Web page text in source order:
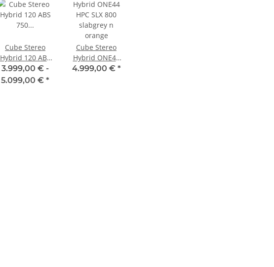
Cube Stereo
Hybrid 120 ABS
750
smaragdgrey´n
3.999,00 € -
5.099,00 € *
Cube Stereo
Hybrid ONE44
HPC SLX 800
4.999,00 € *